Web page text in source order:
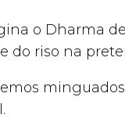
o Dharma
do riso na